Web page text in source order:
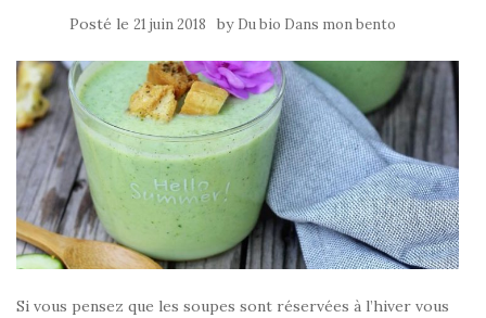
Posté le 21 juin 2018 by Du bio Dans mon bento
Si vous pensez que les soupes sont réservées à l’hiver vous